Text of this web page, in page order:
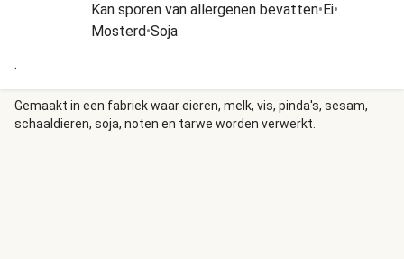
Kan sporen van allergenen bevatten•Ei•
Mosterd•Soja
.
Gemaakt in een fabriek waar eieren, melk, vis, pinda's, sesam,
schaaldieren, soja, noten en tarwe worden verwerkt.